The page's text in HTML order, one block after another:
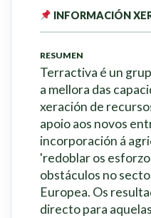
INFORMACIÓN
RESUMEN
Terractiva é un
a mellora das
xeración de
apoio aos novos
incorporación á
'redoblar os
obstáculos no
Europea. Os
directo para